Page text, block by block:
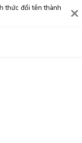
thức đổi tên thành